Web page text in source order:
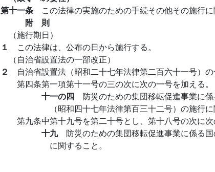
第十一条 この法律の実施のための手続その他その施行
附 則
（施行期日）
１ この法律は、公布の日から施行する。
（自治省設置法の一部改正）
２ 自治省設置法（昭和二十七年法律第二百六十一号）の
第四条第一項第十一号の三の次に次の一号を加える。
十一の四 防災のための集団移転促進事業に
（昭和四十七年法律第百三十二号）の施行
第九条中第十九号を第二十号とし、第十八号の次に次
十九 防災のための集団移転促進事業に係る
に関すること。